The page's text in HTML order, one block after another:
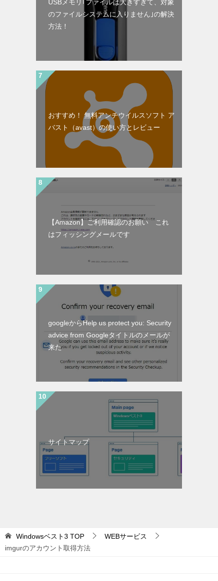
USBメモリ｢ファイルは大きすぎて、対象
のファイルシステムに入りません｣の解決
方法！
おすすめ！ 無料アンチウイルスソフト ア
バスト（avast）の使い方とレビュー
【Amazon】ご利用確認のお願い これ
はフィッシングメールです
googleからHelp us protect you: Security
advice from Googleタイトルのメールが
来た
サイトマップ
Windowsベスト3 TOP
WEBサービス
imgurのアカウント取得方法